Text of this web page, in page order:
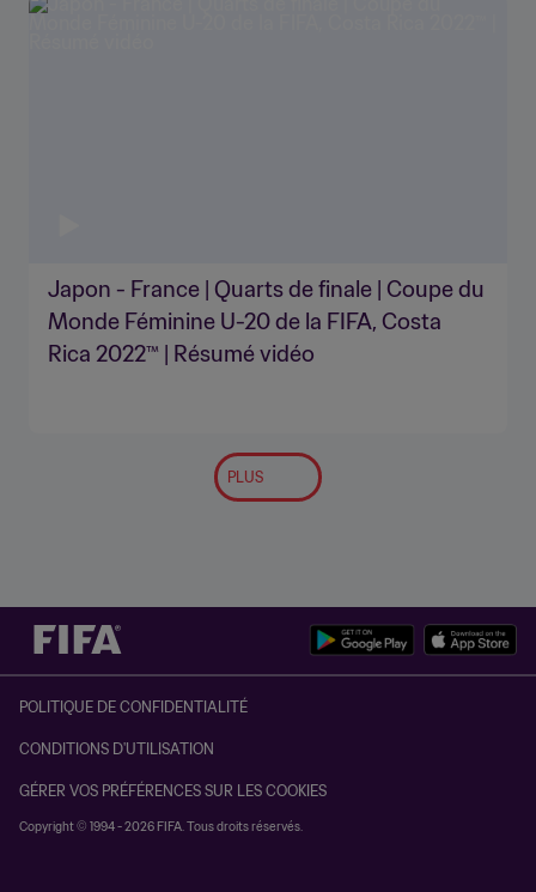
Japon - France | Quarts de finale | Coupe du
Monde Féminine U-20 de la FIFA, Costa
Rica 2022™ | Résumé vidéo
PLUS
POLITIQUE DE CONFIDENTIALITÉ
CONDITIONS D'UTILISATION
GÉRER VOS PRÉFÉRENCES SUR LES COOKIES
Copyright © 1994 - 2026 FIFA. Tous droits réservés.